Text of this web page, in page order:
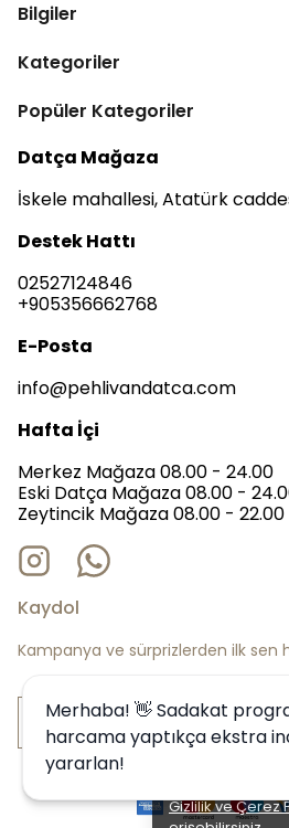
Alışveriş
Gizlilik ve Çerez
Bilgiler
Kategoriler
Popüler Kategoriler
Datça Mağaza
İskele mahallesi, Atatürk
Destek Hattı
02527124846
+905356662768
E-Posta
info@pehlivandatca.com
Hafta İçi
Merkez Mağaza 08.00 - 24.00
Eski Datça Mağaza 08.00 -
Zeytincik Mağaza 08.00 - 22.00
Kaydol
Kampanya ve sürprizlerden ilk sen
Merhaba! 👋 Sadakat
harcama yaptıkça ekstra
yararlan!